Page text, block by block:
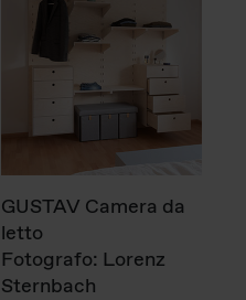
GUSTAV Camera da
letto
Fotografo: Lorenz
Sternbach